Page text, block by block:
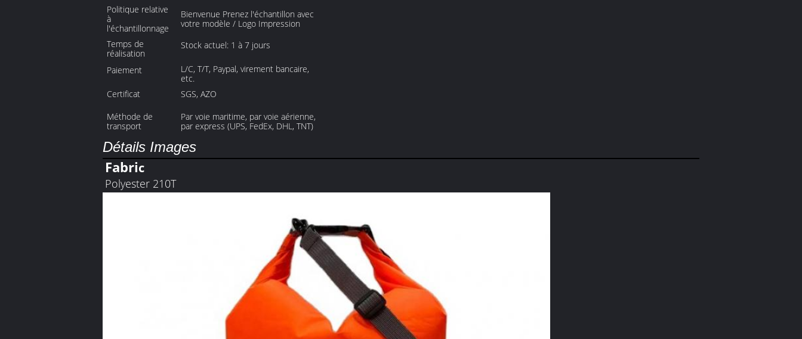
Politique relative
à
l'échantillonnage
Bienvenue Prenez l'échantillon avec
votre modèle / Logo Impression
Temps de
réalisation
Stock actuel: 1 à 7 jours
Paiement
L/C, T/T, Paypal, virement bancaire,
etc.
Certificat
SGS, AZO
Méthode de
transport
Par voie maritime, par voie aérienne,
par express (UPS, FedEx, DHL, TNT)
Détails Images
Fabric
Polyester 210T